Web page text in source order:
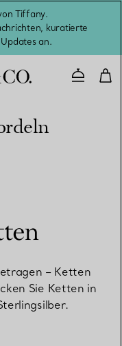
Tiffany.
kuratierte
an.
– Ketten
Sie Ketten in